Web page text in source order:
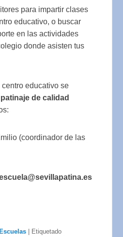
para impartir clases
educativo, o buscar
en las actividades
donde asisten tus
educativo se
de calidad
(coordinador de las
| Etiquetado